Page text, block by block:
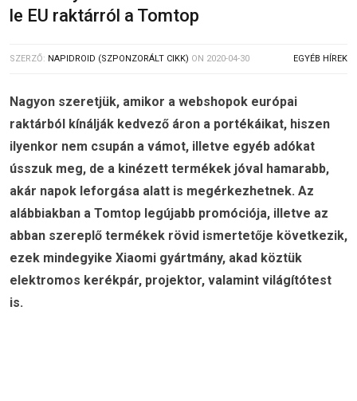
le EU raktárról a Tomtop
SZERZŐ: NAPIDROID (SZPONZORÁLT CIKK) ON 2020-04-30 EGYÉB HÍREK
Nagyon szeretjük, amikor a webshopok európai
raktárból kínálják kedvező áron a portékáikat, hiszen
ilyenkor nem csupán a vámot, illetve egyéb adókat
ússzuk meg, de a kinézett termékek jóval hamarabb,
akár napok leforgása alatt is megérkezhetnek. Az
alábbiakban a Tomtop legújabb promóciója, illetve az
abban szereplő termékek rövid ismertetője következik,
ezek mindegyike Xiaomi gyártmány, akad köztük
elektromos kerékpár, projektor, valamint világítótest
is.